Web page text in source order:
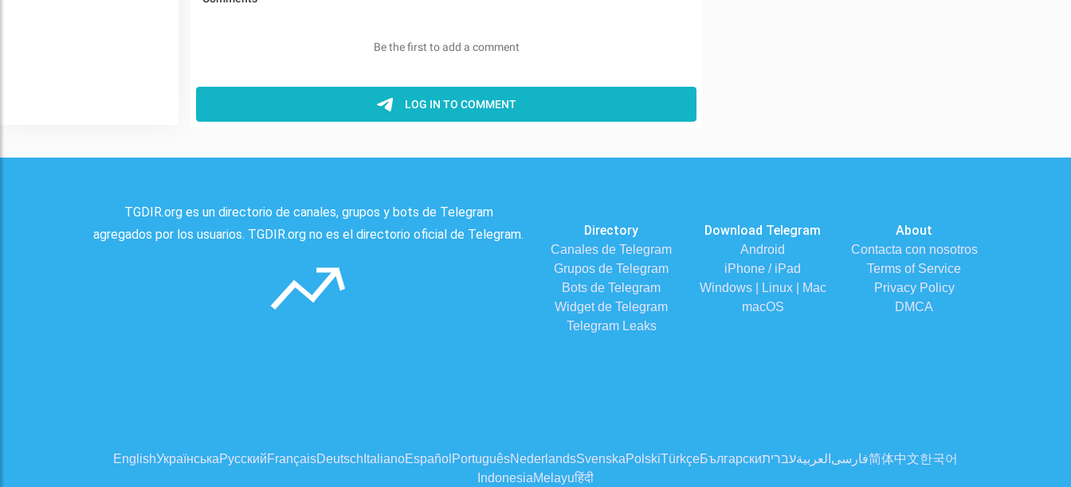
TGDIR.org es un directorio de canales, grupos y bots de Telegram
agregados por los usuarios. TGDIR.org no es el directorio oficial de Telegram.
Directory
Canales de Telegram
Grupos de Telegram
Bots de Telegram
Widget de Telegram
Telegram Leaks
Download Telegram
Android
iPhone / iPad
Windows | Linux | Mac
macOS
About
Contacta con nosotros
Terms of Service
Privacy Policy
DMCA
EnglishУкраїнськаРусскийFrançaisDeutsch ItalianoEspañol PortuguêsNederlandsSvenskaPolskiTürkçeБългарскиעבריתالعربية فارسی简体中文한국어
IndonesiaMelayuहिंदी